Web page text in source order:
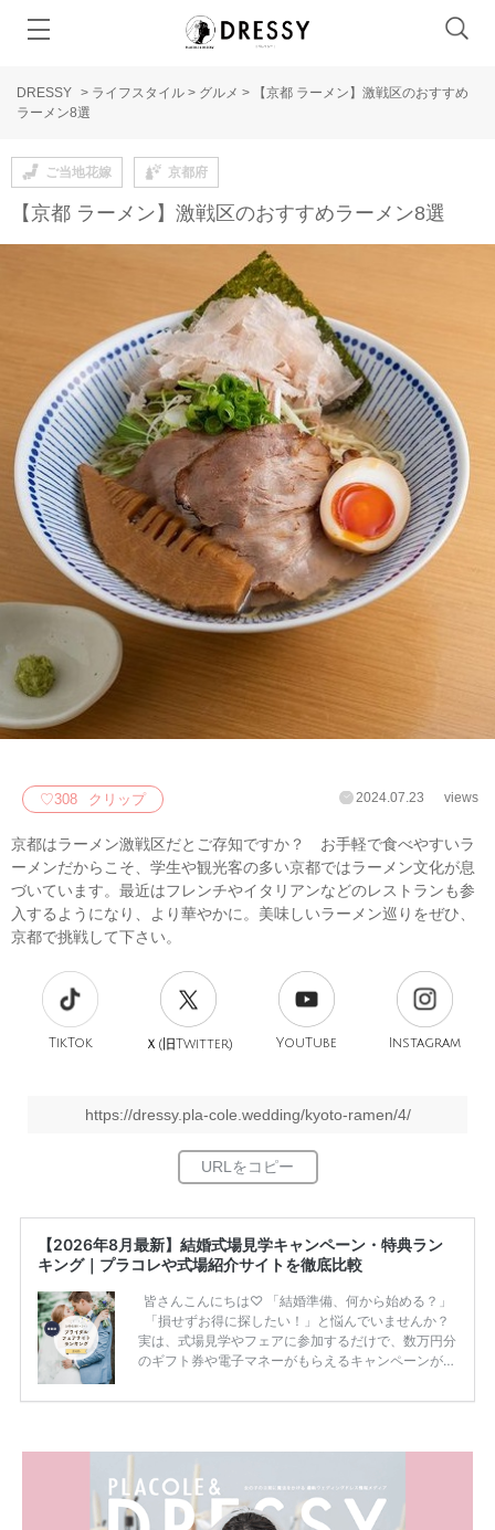
DRESSY > ライフスタイル > グルメ >
【京都 ラーメン】激戦区のおすすめ
ラーメン8選
ご当地花嫁 京都府
【京都 ラーメン】激戦区のおすすめラーメン8選
♡308 クリップ 2024.07.23 views
京都はラーメン激戦区だとご存知ですか？ お手軽で食べやすいラ
ーメンだからこそ、学生や観光客の多い京都ではラーメン文化が息
づいています。最近はフレンチやイタリアンなどのレストランも参
入するようになり、より華やかに。美味しいラーメン巡りをぜひ、
京都で挑戦して下さい。
TikTok Ｘ(旧Twitter) YouTube Instagram
https://dressy.pla-cole.wedding/kyoto-ramen/4/
【2026年8月最新】結婚式場見学キャンペーン・特典ラン
キング｜プラコレや式場紹介サイトを徹底比較
皆さんこんにちは♡ 「結婚準備、何から始める？」
「損せずお得に探したい！」と悩んでいませんか？
実は、式場見学やフェアに参加するだけで、数万円分
のギフト券や電子マネーがもらえるキャンペーンがあ
ため、比較せずに選ぶと損をしてしまうことも……。
内容：特典金額・条件・応募方法・注意点 「どこが
一番お得？」「プラコレの特典は？」といった疑問も
解決します。 まずは診断で候補を絞れる「ウェディ